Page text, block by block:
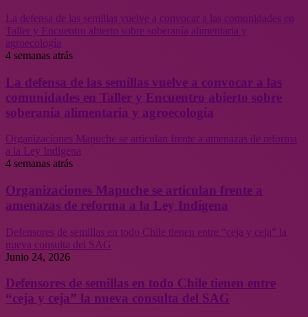
La defensa de las semillas vuelve a convocar a las comunidades en
Taller y Encuentro abierto sobre soberanía alimentaria y
agroecología
4 semanas atrás
La defensa de las semillas vuelve a convocar a las
comunidades en Taller y Encuentro abierto sobre
soberanía alimentaria y agroecología
Organizaciones Mapuche se articulan frente a amenazas de reforma
a la Ley Indígena
4 semanas atrás
Organizaciones Mapuche se articulan frente a
amenazas de reforma a la Ley Indígena
Defensores de semillas en todo Chile tienen entre “ceja y ceja” la
nueva consulta del SAG
Junio 24, 2026
Defensores de semillas en todo Chile tienen entre
“ceja y ceja” la nueva consulta del SAG